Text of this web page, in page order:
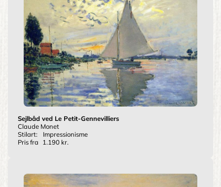
Sejlbåd ved Le Petit-Gennevilliers
Claude Monet
Stilart:
Impressionisme
Pris fra
1.190 kr.